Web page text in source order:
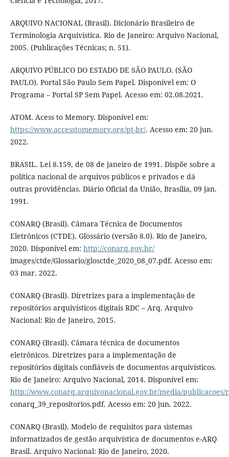
ARQUIVO NACIONAL (Brasil). Dicionário Brasileiro de
Terminologia Arquivística. Rio de Janeiro: Arquivo Nacional,
2005. (Publicações Técnicas; n. 51).
ARQUIVO PÚBLICO DO ESTADO DE SÃO PAULO. (SÃO
PAULO). Portal São Paulo Sem Papel. Disponível em: O
Programa – Portal SP Sem Papel. Acesso em: 02.08.2021.
ATOM. Acess to Memory. Disponível em:
https://www.accesstomemory.org/pt-br/. Acesso em: 20 jun.
2022.
BRASIL. Lei 8.159, de 08 de janeiro de 1991. Dispõe sobre a
política nacional de arquivos públicos e privados e dá
outras providências. Diário Oficial da União, Brasília, 09 jan.
1991.
CONARQ (Brasil). Câmara Técnica de Documentos
Eletrônicos (CTDE). Glossário (versão 8.0). Rio de Janeiro,
2020. Disponível em: http://conarq.gov.br/
images/ctde/Glossario/glosctde_2020_08_07.pdf. Acesso em:
03 mar. 2022.
CONARQ (Brasil). Diretrizes para a implementação de
repositórios arquivísticos digitais RDC – Arq. Arquivo
Nacional: Rio de Janeiro, 2015.
CONARQ (Brasil). Câmara técnica de documentos
eletrônicos. Diretrizes para a implementação de
repositórios digitais confiáveis de documentos arquivísticos.
Rio de Janeiro: Arquivo Nacional, 2014. Disponível em:
http://www.conarq.arquivonacional.gov.br/media/publicacoes/
conarq_39_repositorios.pdf. Acesso em: 20 jun. 2022.
CONARQ (Brasil). Modelo de requisitos para sistemas
informatizados de gestão arquivística de documentos e-ARQ
Brasil. Arquivo Nacional: Rio de Janeiro, 2020.